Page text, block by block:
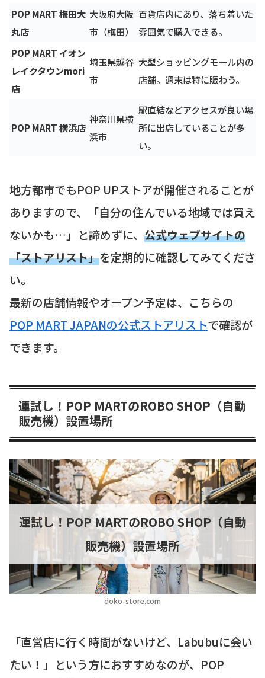
POP MART 梅田大
丸店
大阪府大阪
市（梅田）
百貨店内にあり、落ち着いた
雰囲気で購入できる。
POP MART イオン
レイクタウンmori
店
埼玉県越谷
市
大型ショッピングモール内の
店舗。週末は特に賑わう。
POP MART 横浜店
神奈川県横
浜市
駅直結などアクセスが良い場
所に出店していることが多
い。
地方都市でもPOP UPストアが開催されることが
ありますので、「自分の住んでいる地域では買え
ないかも…」と諦めずに、 公式ウェブサイトの
「ストアリスト」を定期的に確認してみてくださ
い。
最新の店舗情報やオープン予定は、こちらの
POP MART JAPANの公式ストアリストで確認が
できます。
運試し！POP MARTのROBO SHOP（自動
販売機）設置場所
doko-store.com
運試し！POP MARTのROBO SHOP（自動
販売機）設置場所
「直営店に行く時間がないけど、Labubuに会い
たい！」という方におすすめなのが、POP